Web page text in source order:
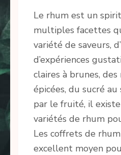
Le rhum est un
multiples facettes
variété de saveurs,
d’expériences
claires à brunes,
épicées, du sucré
par le fruité, il
variétés de rhum
Les coffrets de
excellent moyen